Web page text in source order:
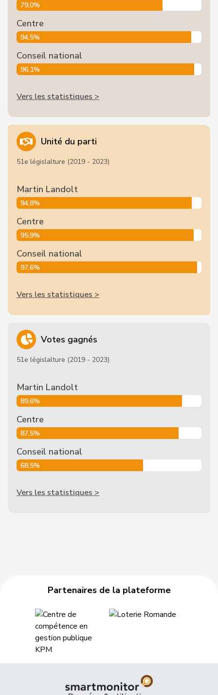
79,0%
Centre
94,5%
Conseil national
96,1%
Vers les statistiques >
Unité du parti
51e législalture (2019 - 2023)
Martin Landolt
94,8%
Centre
95,9%
Conseil national
97,6%
Vers les statistiques >
Votes gagnés
51e législalture (2019 - 2023)
Martin Landolt
89,6%
Centre
87,5%
Conseil national
68,5%
Vers les statistiques >
Partenaires de la plateforme